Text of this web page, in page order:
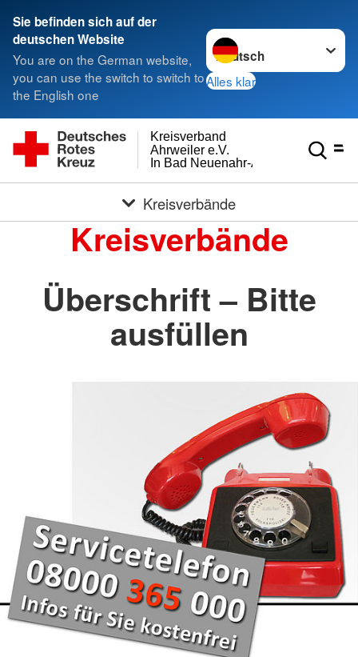
Sie befinden sich auf der
deutschen Website
You are on the German website,
you can use the switch to switch to
the English one
Sprache wechseln zu
Alles klar
In Bad Neuenahr-Ahrweiler
Ahrweiler e.V.
Kreisverband
Kreisverbände
Kreisverbände
Überschrift – Bitte
ausfüllen